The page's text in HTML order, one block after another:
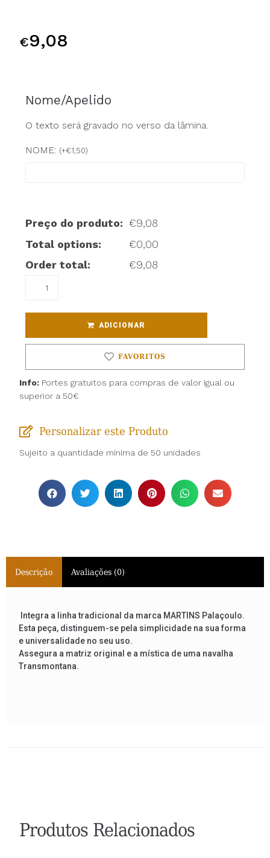
€9,08
Nome/Apelido
O texto será gravado no verso da lâmina.
NOME: (+€1,50)
Preço do produto: €9,08
Total options:
€0,00
Order total:
€9,08
ADICIONAR
FAVORITOS
Info: Portes gratuitos para compras de valor igual ou
superior a 50€
Personalizar este Produto
Sujeito a quantidade mínima de 50 unidades
Descrição Avaliações (0)
Integra a linha tradicional da marca MARTINS Palaçoulo.
Esta peça, distinguem-se pela simplicidade na sua forma
e universalidade no seu uso.
Assegura a matriz original e a mística de uma navalha
Transmontana.
Produtos Relacionados